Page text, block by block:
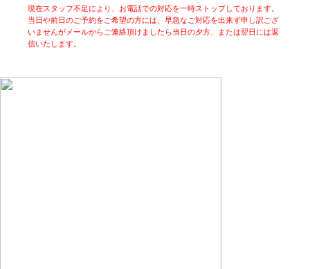
現在スタッフ不足により、お電話での対応を一時ストップしております。
当日や前日のご予約をご希望の方には、早急なご対応を出来ず申し訳ござ
いませんがメールからご連絡頂けましたら当日の夕方、または翌日には返
信いたします。